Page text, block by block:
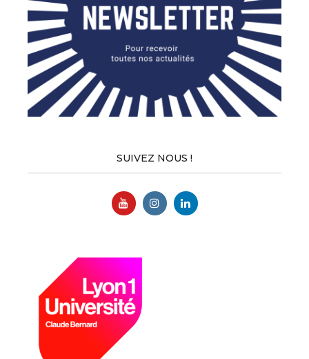
SUIVEZ NOUS !